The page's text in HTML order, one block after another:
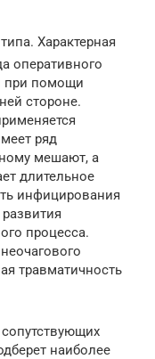
Характерная
оперативного
при помощи
стороне.
ряд
мешают, а
длительное
инфицирования
процесса.
травматичность
наиболее